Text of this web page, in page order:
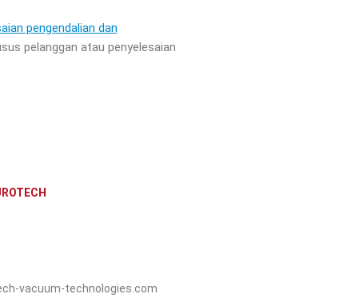
pengendalian dan
pelanggan atau penyelesaian
vacuum-technologies.com